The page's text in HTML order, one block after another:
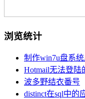
浏览统计
制作win7u盘系
Hotmail无法登陆
波多野结衣番号
distinct在sql中的